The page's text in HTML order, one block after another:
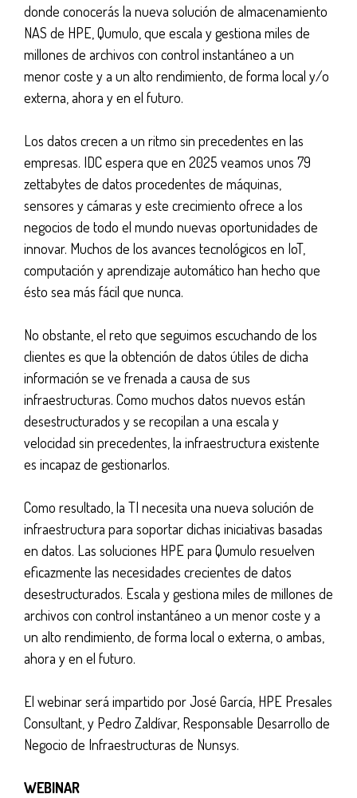
donde conocerás la nueva solución de almacenamiento
NAS de HPE, Qumulo, que escala y gestiona miles de
millones de archivos con control instantáneo a un
menor coste y a un alto rendimiento, de forma local y/o
externa, ahora y en el futuro.
Los datos crecen a un ritmo sin precedentes en las
empresas. IDC espera que en 2025 veamos unos 79
zettabytes de datos procedentes de máquinas,
sensores y cámaras y este crecimiento ofrece a los
negocios de todo el mundo nuevas oportunidades de
innovar. Muchos de los avances tecnológicos en IoT,
computación y aprendizaje automático han hecho que
ésto sea más fácil que nunca.
No obstante, el reto que seguimos escuchando de los
clientes es que la obtención de datos útiles de dicha
información se ve frenada a causa de sus
infraestructuras. Como muchos datos nuevos están
desestructurados y se recopilan a una escala y
velocidad sin precedentes, la infraestructura existente
es incapaz de gestionarlos.
Como resultado, la TI necesita una nueva solución de
infraestructura para soportar dichas iniciativas basadas
en datos. Las soluciones HPE para Qumulo resuelven
eficazmente las necesidades crecientes de datos
desestructurados. Escala y gestiona miles de millones de
archivos con control instantáneo a un menor coste y a
un alto rendimiento, de forma local o externa, o ambas,
ahora y en el futuro.
El webinar será impartido por José García, HPE Presales
Consultant, y Pedro Zaldívar, Responsable Desarrollo de
Negocio de Infraestructuras de Nunsys.
WEBINAR